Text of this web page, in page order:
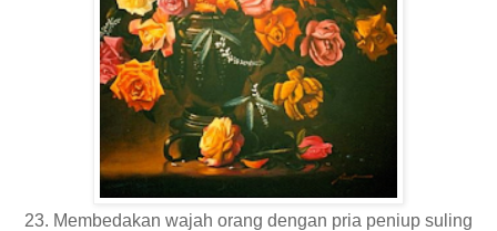
23. Membedakan wajah orang dengan pria peniup suling